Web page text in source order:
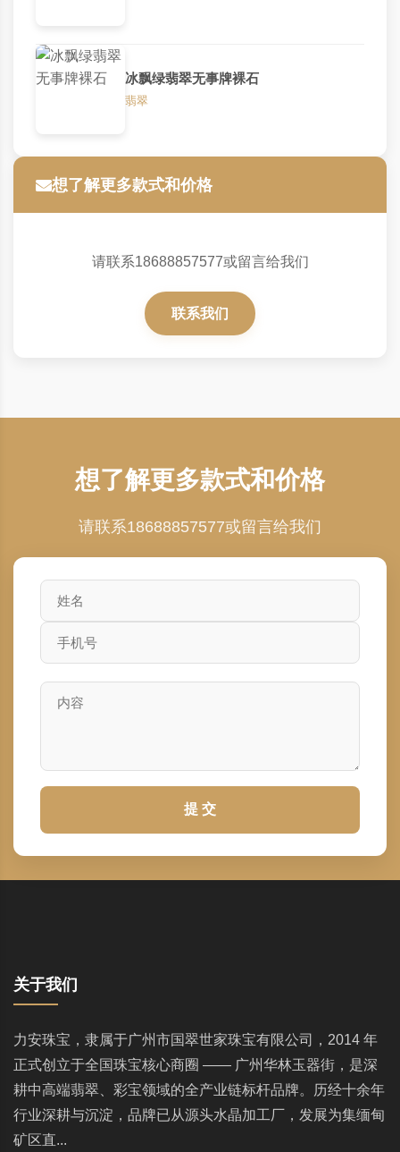
冰飘绿翡翠无事牌裸石
翡翠
想了解更多款式和价格
请联系18688857577或留言给我们
联系我们
想了解更多款式和价格
请联系18688857577或留言给我们
提 交
关于我们
力安珠宝，隶属于广州市国翠世家珠宝有限公司，2014 年
正式创立于全国珠宝核心商圈 —— 广州华林玉器街，是深
耕中高端翡翠、彩宝领域的全产业链标杆品牌。历经十余年
行业深耕与沉淀，品牌已从源头水晶加工厂，发展为集缅甸
矿区直...